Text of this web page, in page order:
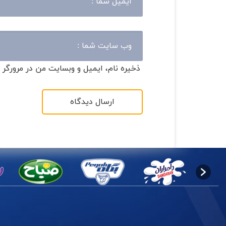
ذخیره نام، ایمیل و وبسایت من در